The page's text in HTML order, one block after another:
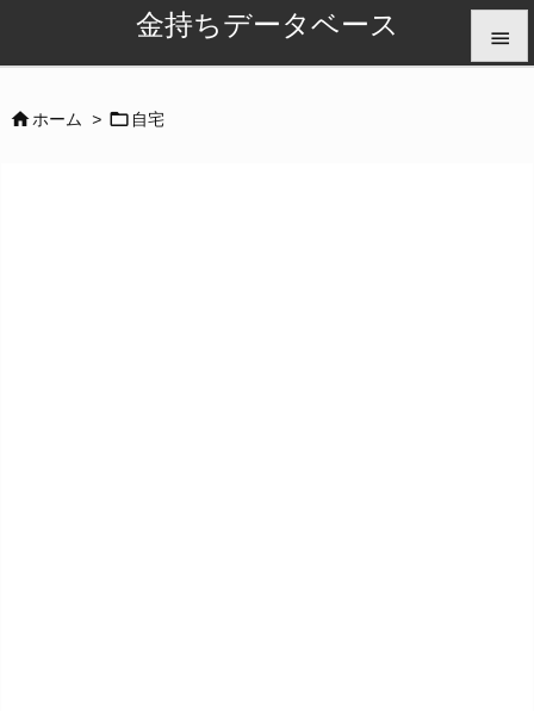
金持ちデータベース 
ホーム >  自宅